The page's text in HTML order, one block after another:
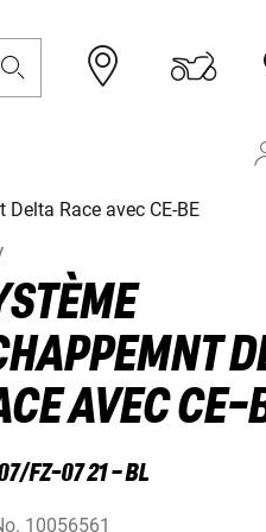
Race avec CE-BE
AVEC CE-
FZ-07 21 – BL
10056561